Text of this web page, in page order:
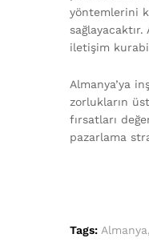
yöntemlerini
iletişim
Almanya’ya
zorlukların
fırsatları
pazarlama
Tags: Almanya,